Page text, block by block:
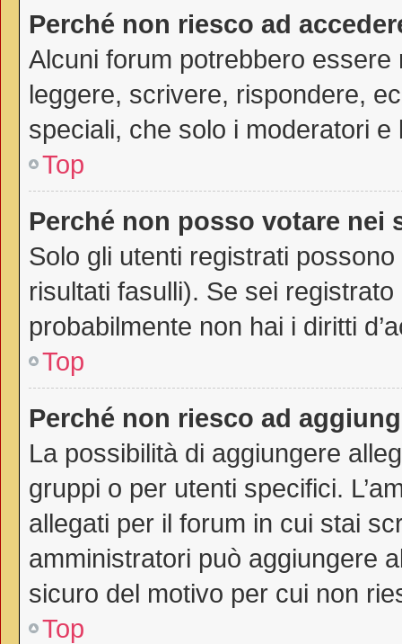
Perché non riesco ad
Alcuni forum potrebbero
leggere, scrivere, rispondere,
speciali, che solo i moderatori
Top
Perché non posso votare nei
Solo gli utenti registrati
risultati fasulli). Se sei
probabilmente non hai i diritti
Top
Perché non riesco ad
La possibilità di aggiungere
gruppi o per utenti specifici.
allegati per il forum in cui stai
amministratori può aggiungere
sicuro del motivo per cui non
Top